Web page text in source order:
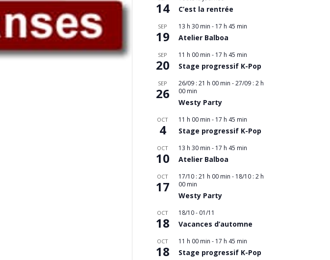
14 C’est la rentrée
SEP
19
13 h 30 min - 17 h 45 min
Atelier Balboa
SEP
20
11 h 00 min - 17 h 45 min
Stage progressif K-Pop
SEP
26
26/09 : 21 h 00 min -27/09 : 2 h
00 min
Westy Party
OCT
4
11 h 00 min - 17 h 45 min
Stage progressif K-Pop
OCT
10
13 h 30 min - 17 h 45 min
Atelier Balboa
OCT
17
17/10 : 21 h 00 min - 18/10 : 2 h
00 min
Westy Party
OCT
18
18/10- 01/11
Vacances d’automne
OCT
18
11 h 00 min - 17 h 45 min
Stage progressif K-Pop